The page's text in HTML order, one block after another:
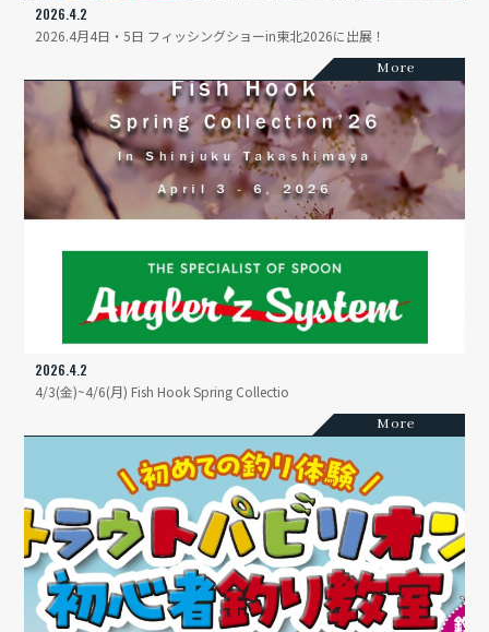
2026.4.2
2026.4月4日・5日 フィッシングショーin東北2026に出展！
More
2026.4.2
4/3(金)~4/6(月) Fish Hook Spring Collectio
More